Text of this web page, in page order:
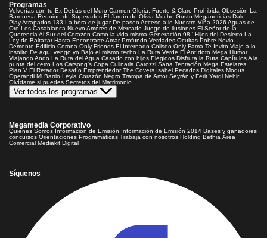
Programas
Volverías con tu Ex Detrás del Muro Carmen Gloria, Fuerte & Claro Prohibida Obsesión La
Baronesa Reunión de Superados El Jardín de Olivia Mucho Gusto Meganoticias Dale
PlayAtrapados 133 La hora de jugar De paseoAcceso a lo Nuestro Viña 2026 Aguas de
Oro Los Casablanca Nuevo Amores de Mercado Juego de ilusiones El Señor de la
Querencia Al Sur del Corazón Como la vida misma Generación 98 ' Hijos del Desierto La
Ley de Baltazar Hasta Encontrarte Amar Profundo Verdades Ocultas Pobre Novio
Demente Edificio Corona Only Friends El Internado Coliseo Only Fama Te Invito Viaje a lo
insólito De aquí vengo yo Bajo el mismo techo La Ruta Verde El Antídoto Mega Humor
Viajando Ando La Ruta del Agua Casado con hijos Elegidos Disfruta la Ruta CapítulosA la
punta del cerro Los Carsong's Copa Culinaria Carozzi Sana Tentación Mega Estelares
Plan V El Retador Desafío Emprendedor The Covers Isabel Pecados Digitales Modus
Operandi Mi Barrio Leyla Corazón Negro Trampa de Amor Seyrán y Ferit Yargi Nehir
Olvídame si puedes Secretos del Matrimonio
Ver todos los programas
Megamedia Corporativo
Quienes Somos Información de Emisión Información de Emisión 2014 Bases y ganadores
concursos Orientaciones Programáticas Trabaja con nosotros Holding Bethia Área
Comercial Mediakit Digital
Síguenos